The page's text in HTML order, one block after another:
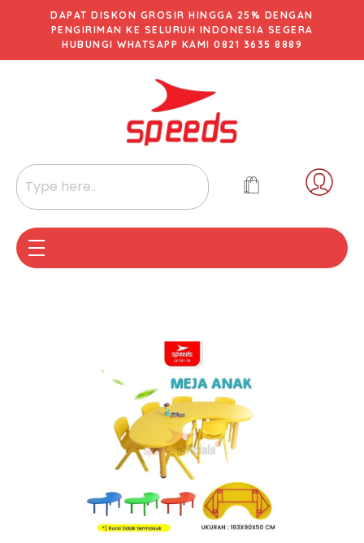
DAPAT DISKON GROSIR HINGGA 25% DENGAN
PENGIRIMAN KE SELURUH INDONESIA SEGERA
HUBUNGI WHATSAPP KAMI 0821 3635 8889